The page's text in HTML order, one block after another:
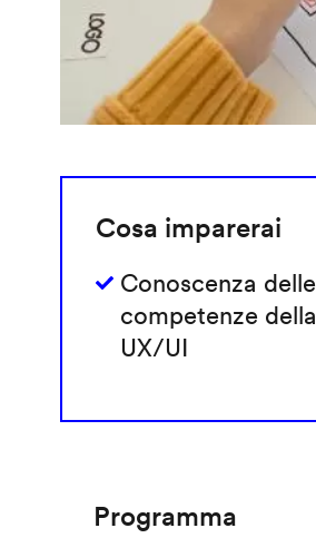
Cosa imparerai
Conoscenza delle
competenze della
UX/UI
Programma